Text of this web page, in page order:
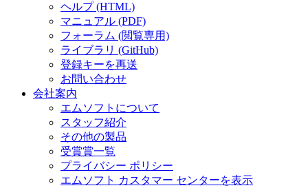
ヘルプ (HTML)
マニュアル (PDF)
フォーラム (閲覧専用)
ライブラリ (GitHub)
登録キーを再送
お問い合わせ
会社案内
エムソフトについて
スタッフ紹介
その他の製品
受賞賞一覧
プライバシー ポリシー
エムソフト カスタマー センターを表示